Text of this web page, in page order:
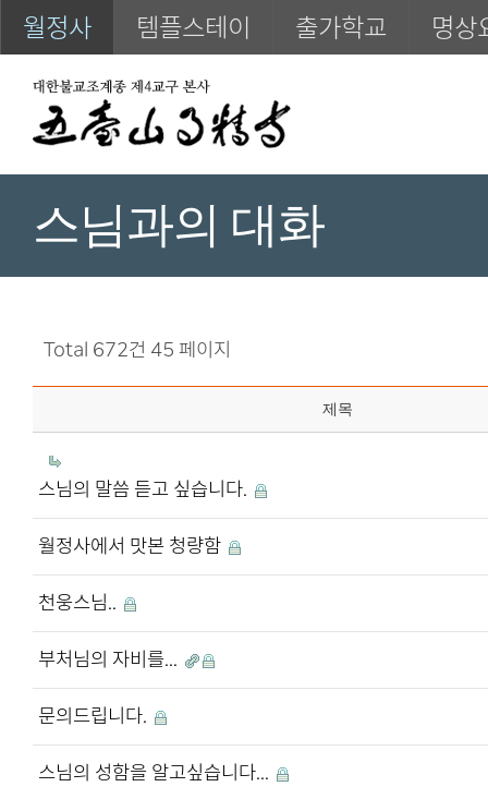
월정사 템플스테이 출가학교 명상
스님과의 대화
Total 672건 45 페이지
제목
스님의 말씀 듣고 싶습니다.
월정사에서 맛본 청량함
천웅스님..
부처님의 자비를...
문의드립니다.
스님의 성함을 알고싶습니다...